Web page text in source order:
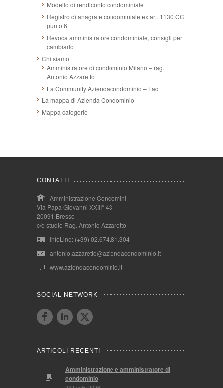
Modello di rendiconto condominiale
Registro di anagrafe condominiale ex art. 1130 CC
punto 6
Revoca amministratore condominiale, consigli per
cambiarlo
Chi siamo
Amministratore di condominio Milano – rag.
Antonio Azzaretto
La Community Aziendacondominio – Faq
La mappa di Azienda Condominio
Mappa categorie
CONTATTI
Amministrazione Condomini
Via Papa Giovanni XXIII° 43
20091 Bresso
c/o studio Rag. Antonio Azzaretto
InfoLine: (+39) 02.674.81.304
antonio.azzaretto@aziendacondominio.it
www.aziendacondominio.it
SOCIAL NETWORK
ARTICOLI RECENTI
Amministrazione e amministratore di
condominio